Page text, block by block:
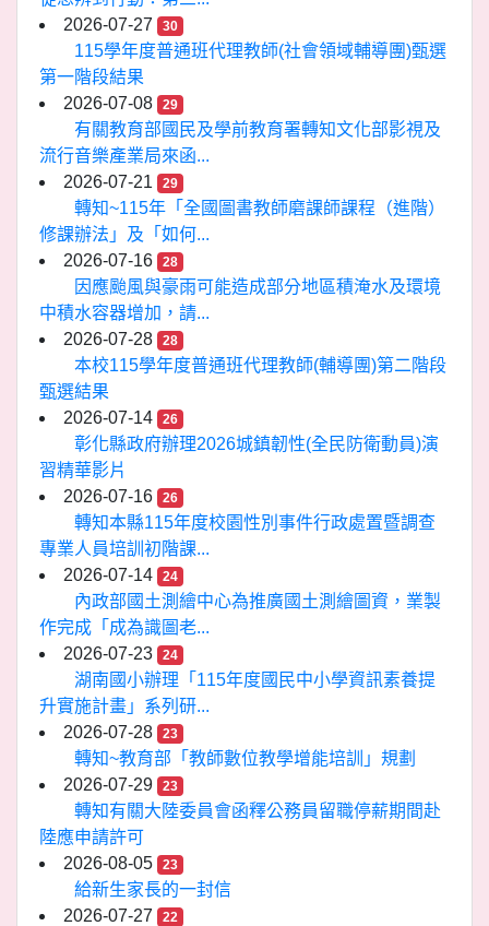
2026-07-27
30
115學年度普通班代理教師(社會領域輔導團)甄選
第一階段結果
2026-07-08
29
有關教育部國民及學前教育署轉知文化部影視及
流行音樂產業局來函...
2026-07-21
29
轉知~115年「全國圖書教師磨課師課程（進階）
修課辦法」及「如何...
2026-07-16
28
因應颱風與豪雨可能造成部分地區積淹水及環境
中積水容器增加，請...
2026-07-28
28
本校115學年度普通班代理教師(輔導團)第二階段
甄選結果
2026-07-14
26
彰化縣政府辦理2026城鎮韌性(全民防衛動員)演
習精華影片
2026-07-16
26
轉知本縣115年度校園性別事件行政處置暨調查
專業人員培訓初階課...
2026-07-14
24
內政部國土測繪中心為推廣國土測繪圖資，業製
作完成「成為識圖老...
2026-07-23
24
湖南國小辦理「115年度國民中小學資訊素養提
升實施計畫」系列研...
2026-07-28
23
轉知~教育部「教師數位教學增能培訓」規劃
2026-07-29
23
轉知有關大陸委員會函釋公務員留職停薪期間赴
陸應申請許可
2026-08-05
23
給新生家長的一封信
2026-07-27
22